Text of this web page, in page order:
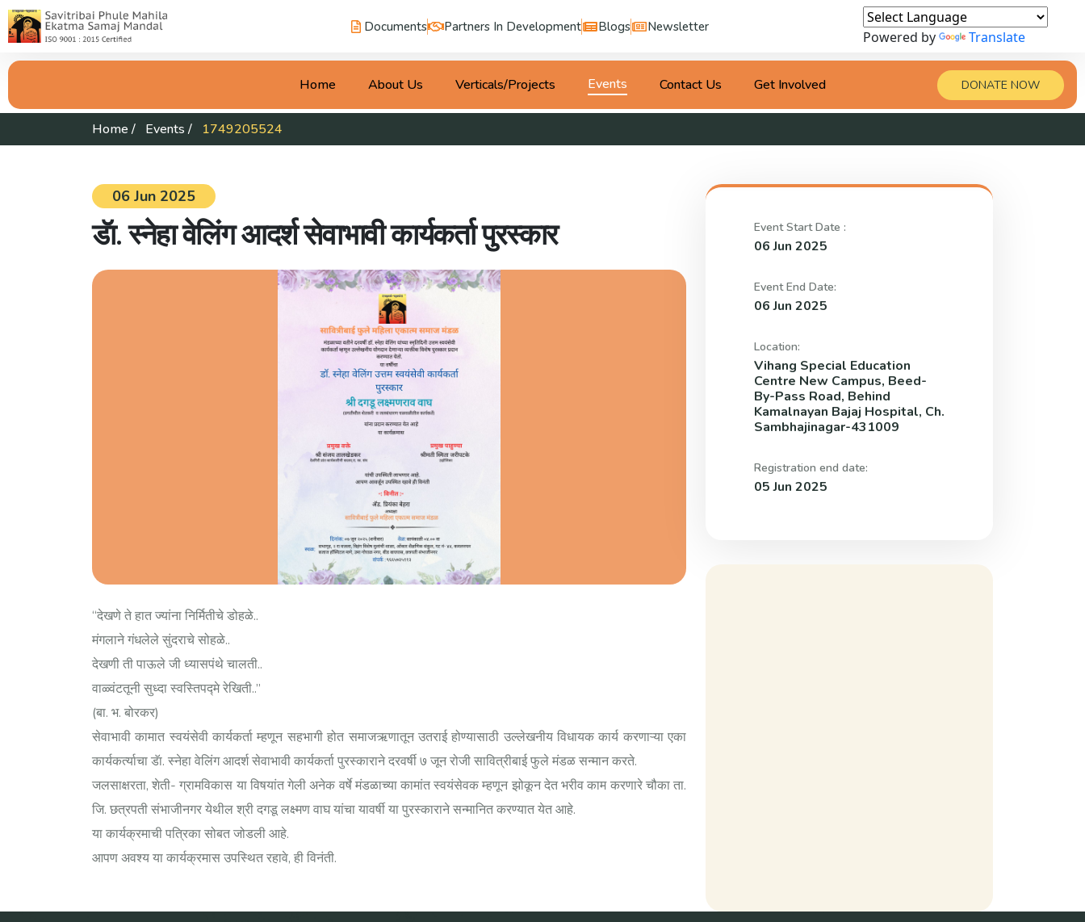
Documents Partners In Development Blogs Newsletter
Powered by Translate
Home About Us Verticals/Projects Events Contact Us Get Involved DONATE NOW
Home / Events / 1749205524
06 Jun 2025
डॅा. स्नेहा वेलिंग आदर्श सेवाभावी कार्यकर्ता पुरस्कार
“देखणे ते हात ज्यांना निर्मितीचे डोहळे..
मंगलाने गंधलेले सुंदराचे सोहळे..
देखणी ती पाऊले जी ध्यासपंथे चालती..
वाळ्वंटतूनी सुध्दा स्वस्तिपद्मे रेखिती..”
(बा. भ. बोरकर)
सेवाभावी कामात स्वयंसेवी कार्यकर्ता म्हणून सहभागी होत समाजऋणातून उतराई होण्यासाठी उल्लेखनीय विधायक कार्य करणाऱ्या एका
कार्यकर्त्याचा डॅा. स्नेहा वेलिंग आदर्श सेवाभावी कार्यकर्ता पुरस्काराने दरवर्षी ७ जून रोजी सावित्रीबाई फुले मंडळ सन्मान करते.
जलसाक्षरता, शेती- ग्रामविकास या विषयांत गेली अनेक वर्षे मंडळाच्या कामांत स्वयंसेवक म्हणून झोकून देत भरीव काम करणारे चौका ता.
जि. छत्रपती संभाजीनगर येथील श्री दगडू लक्ष्मण वाघ यांचा यावर्षी या पुरस्काराने सन्मानित करण्यात येत आहे.
या कार्यक्रमाची पत्रिका सोबत जोडली आहे.
आपण अवश्य या कार्यक्रमास उपस्थित रहावे, ही विनंती.
Event Start Date :
06 Jun 2025
Event End Date:
06 Jun 2025
Location:
Vihang Special Education
Centre New Campus, Beed-
By-Pass Road, Behind
Kamalnayan Bajaj Hospital, Ch.
Sambhajinagar-431009
Registration end date:
05 Jun 2025